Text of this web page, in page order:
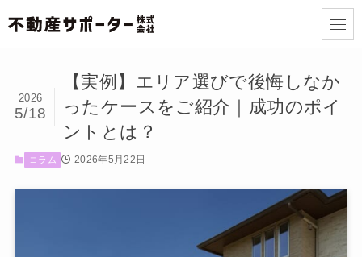
【実例】エリア選びで後悔しなか
ったケースをご紹介｜成功のポイ
ントとは？
2026
5/18
コラム 2026年5月22日